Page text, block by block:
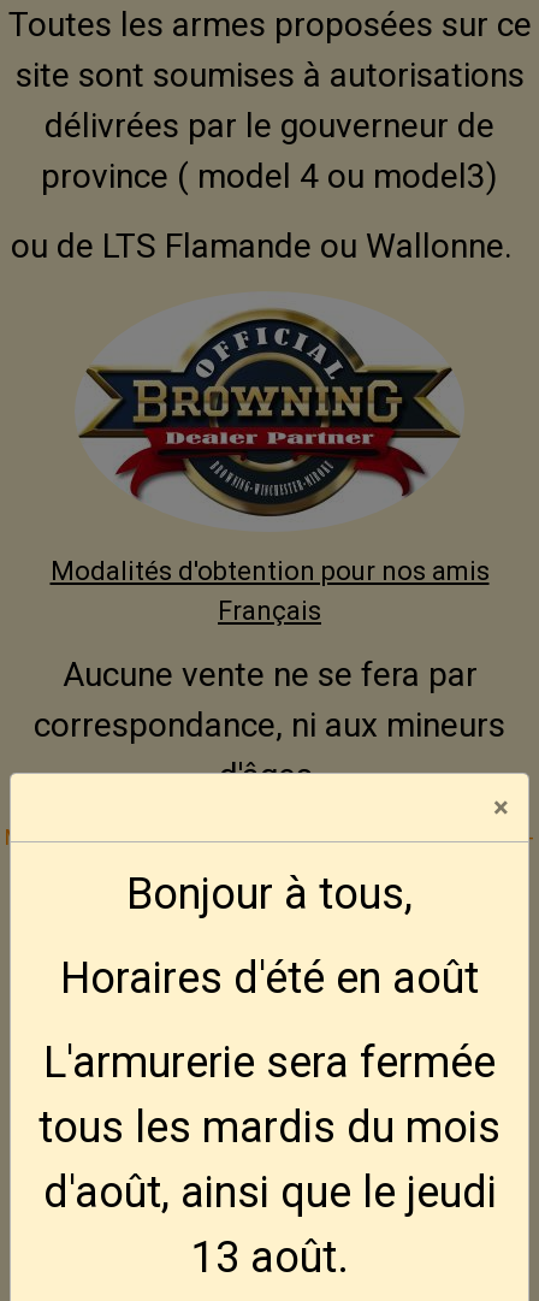
Toutes les armes proposées sur ce
site sont soumises à autorisations
délivrées par le gouverneur de
province ( model 4 ou model3)
ou de LTS Flamande ou Wallonne.
Modalités d'obtention pour nos amis
Français
Aucune vente ne se fera par
correspondance, ni aux mineurs
d'âges.
Mode de paiement :Bancontact -- Visa -- Mastercard--
Cash
Inscrivez vous gratuitement à la Défence
×
Bonjour à tous,
Horaires d'été en août
L'armurerie sera fermée
tous les mardis du mois
d'août, ainsi que le jeudi
13 août.